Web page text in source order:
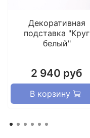
Декоративная
подставка "Круг
белый"
2 940 руб
В корзину